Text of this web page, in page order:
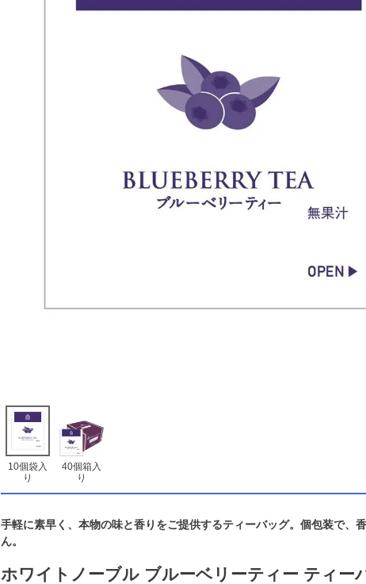
10個袋入
り
40個箱入
り
手軽に素早く、本物の味と香りをご提供するティーバッグ。個包装で、
ん。
ホワイトノーブル ブルーベリーティー ティー